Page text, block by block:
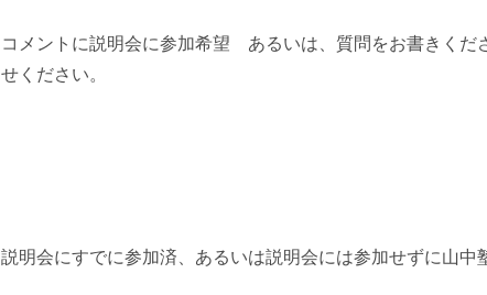
コメントに説明会に参加希望 あるいは、質問をお書きくだ
せください。
説明会にすでに参加済、あるいは説明会には参加せずに山中